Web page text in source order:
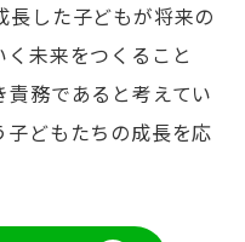
した子どもが将来の
未来をつくること
務であると考えてい
子どもたちの成長を応